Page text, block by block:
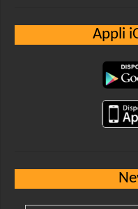
Appli